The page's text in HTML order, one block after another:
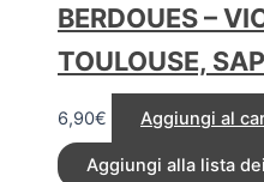
BERDOUES –
TOULOUSE,
6,90€ Aggiungi al
Aggiungi alla lista